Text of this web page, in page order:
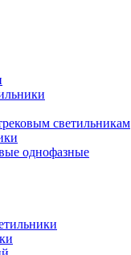
светильникам
однофазные